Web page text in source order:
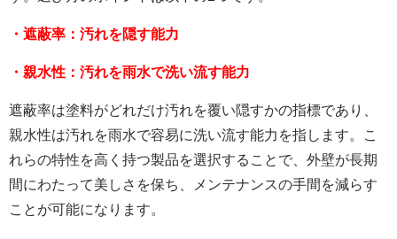
・遮蔽率：汚れを隠す能力
・親水性：汚れを雨水で洗い流す能力
遮蔽率は塗料がどれだけ汚れを覆い隠すかの指標であり、
親水性は汚れを雨水で容易に洗い流す能力を指します。こ
れらの特性を高く持つ製品を選択することで、外壁が長期
間にわたって美しさを保ち、メンテナンスの手間を減らす
ことが可能になります。